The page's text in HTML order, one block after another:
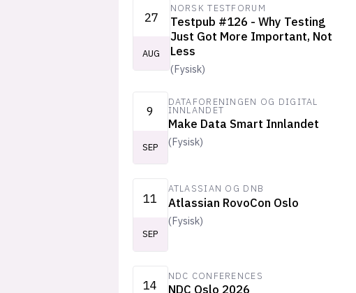
27
AUG
NORSK TESTFORUM
Testpub #126 - Why Testing
Just Got More Important, Not
Less
(Fysisk)
9
SEP
DATAFORENINGEN OG DIGITAL
INNLANDET
Make Data Smart Innlandet
(Fysisk)
11
SEP
ATLASSIAN OG DNB
Atlassian RovoCon Oslo
(Fysisk)
14
NDC CONFERENCES
NDC Oslo 2026